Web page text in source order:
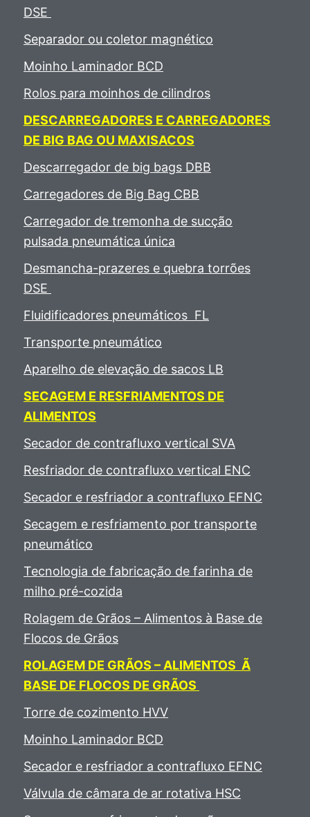
DSE
Separador ou coletor magnético
Moinho Laminador BCD
Rolos para moinhos de cilindros
DESCARREGADORES E CARREGADORES
DE BIG BAG OU MAXISACOS
Descarregador de big bags DBB
Carregadores de Big Bag CBB
Carregador de tremonha de sucção
pulsada pneumática única
Desmancha-prazeres e quebra torrões
DSE
Fluidificadores pneumáticos FL
Transporte pneumático
Aparelho de elevação de sacos LB
SECAGEM E RESFRIAMENTOS DE
ALIMENTOS
Secador de contrafluxo vertical SVA
Resfriador de contrafluxo vertical ENC
Secador e resfriador a contrafluxo EFNC
Secagem e resfriamento por transporte
pneumático
Tecnologia de fabricação de farinha de
milho pré-cozida
Rolagem de Grãos – Alimentos à Base de
Flocos de Grãos
ROLAGEM DE GRÃOS – ALIMENTOS Ã
BASE DE FLOCOS DE GRÃOS
Torre de cozimento HVV
Moinho Laminador BCD
Secador e resfriador a contrafluxo EFNC
Válvula de câmara de ar rotativa HSC